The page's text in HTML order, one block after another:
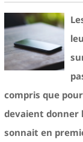
compris que
devaient donner
sonnait en